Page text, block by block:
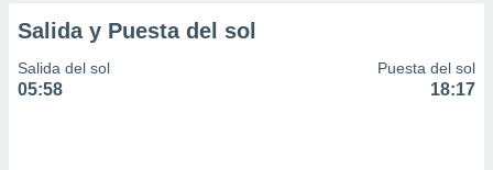
Salida y Puesta del sol
Salida del sol
05:58
Puesta del sol
18:17